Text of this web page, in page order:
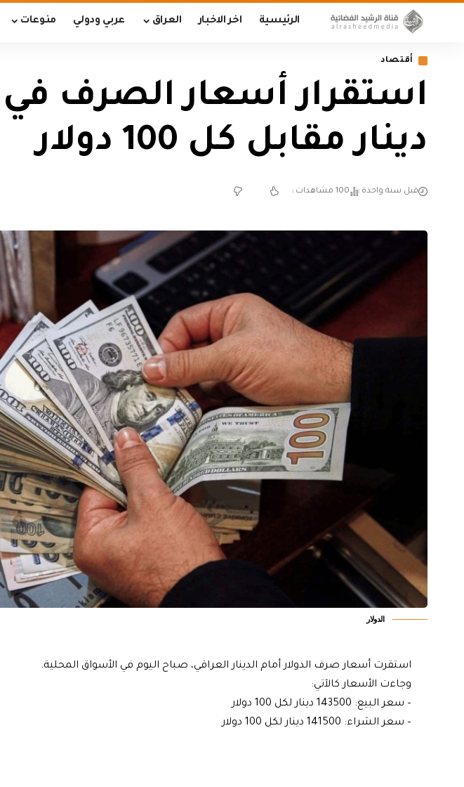
الرئيسية اخر الاخبار العراق عربي ودولي منوعات
أقتصاد
دينار مقابل كل 100 دولار
قبل سنة واحدة 100 مشاهدات
الدولار
استقرت أسعار صرف الدولار أمام الدينار العراقي، صباح اليوم في الأسواق المحلية.
وجاءت الأسعار كالآتي:
– سعر البيع: 143500 دينار لكل 100 دولار
– سعر الشراء: 141500 دينار لكل 100 دولار